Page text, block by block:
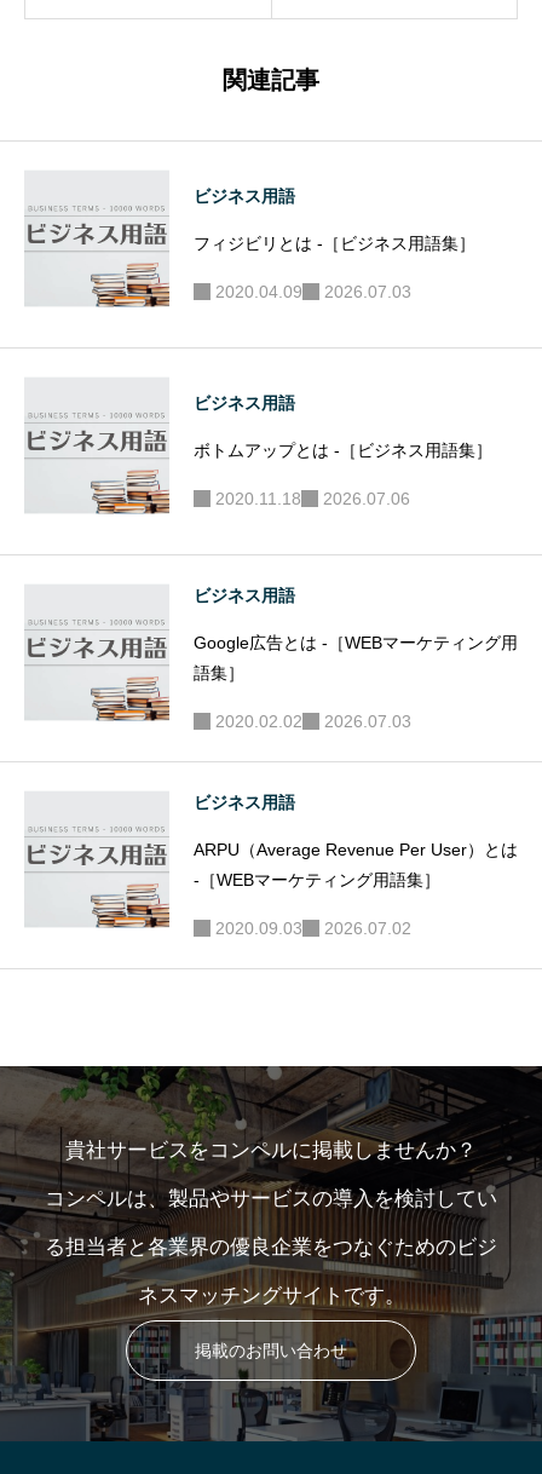
関連記事
ビジネス用語
フィジビリとは -［ビジネス用語集］
2020.04.09 2026.07.03
ビジネス用語
ボトムアップとは -［ビジネス用語集］
2020.11.18 2026.07.06
ビジネス用語
Google広告とは -［WEBマーケティング用
語集］
2020.02.02 2026.07.03
ビジネス用語
ARPU（Average Revenue Per User）とは
-［WEBマーケティング用語集］
2020.09.03 2026.07.02
貴社サービスをコンペルに掲載しませんか？
コンペルは、製品やサービスの導入を検討してい
る担当者と各業界の優良企業をつなぐためのビジ
ネスマッチングサイトです。
掲載のお問い合わせ